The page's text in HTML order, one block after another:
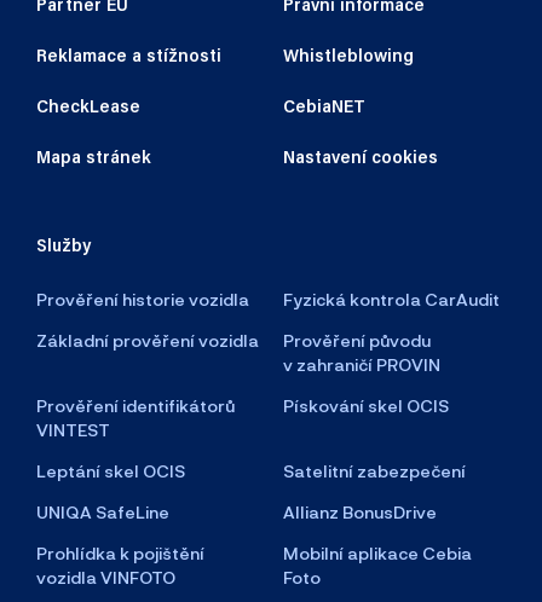
Reklamace a stížnosti Whistleblowing
CheckLease CebiaNET
Mapa stránek Nastavení cookies
Služby
Prověření historie vozidla
Fyzická kontrola CarAudit
Základní prověření vozidla
Prověření původu
v zahraničí PROVIN
Prověření identifikátorů
VINTEST
Pískování skel OCIS
Leptání skel OCIS
Satelitní zabezpečení
UNIQA SafeLine
Allianz BonusDrive
Prohlídka k pojištění
vozidla VINFOTO
Mobilní aplikace Cebia
Foto